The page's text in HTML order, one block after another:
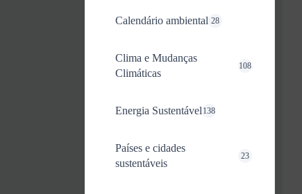
Calendário ambiental 28
Clima e Mudanças
Climáticas
108
Energia Sustentável 138
Países e cidades
sustentáveis
23